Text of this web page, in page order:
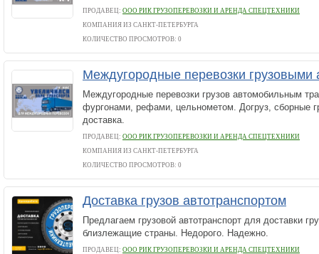
ПРОДАВЕЦ: ООО РИК ГРУЗОПЕРЕВОЗКИ И АРЕНДА СПЕЦТЕХНИКИ
КОМПАНИЯ ИЗ САНКТ-ПЕТЕРБУРГА
КОЛИЧЕСТВО ПРОСМОТРОВ: 0
Междугородные перевозки грузовыми
Междугородные перевозки грузов автомобильным
фургонами, рефами, цельнометом. Догруз, сборные
доставка.
ПРОДАВЕЦ: ООО РИК ГРУЗОПЕРЕВОЗКИ И АРЕНДА СПЕЦТЕХНИКИ
КОМПАНИЯ ИЗ САНКТ-ПЕТЕРБУРГА
КОЛИЧЕСТВО ПРОСМОТРОВ: 0
Доставка грузов автотранспортом
Предлагаем грузовой автотранспорт для доставки
близлежащие страны. Недорого. Надежно.
ПРОДАВЕЦ: ООО РИК ГРУЗОПЕРЕВОЗКИ И АРЕНДА СПЕЦТЕХНИКИ